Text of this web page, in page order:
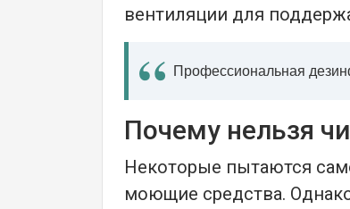
вентиляции для
Профессиональная
Почему нельзя
Некоторые пытаются
моющие средства.